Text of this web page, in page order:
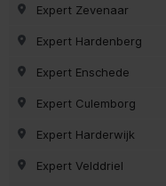
Expert Zevenaar
Expert Hardenberg
Expert Enschede
Expert Culemborg
Expert Harderwijk
Expert Velddriel